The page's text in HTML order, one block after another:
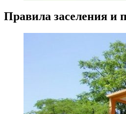
Правила заселения и